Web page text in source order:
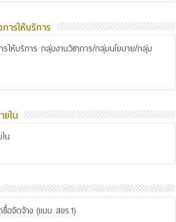
ารให้บริการ
ให้บริการ กลุ่มงานวิชาการ/กลุ่มนโยบาย/กลุ่ม
ใน
น
อจัดจ้าง (แบบ สขร.1)